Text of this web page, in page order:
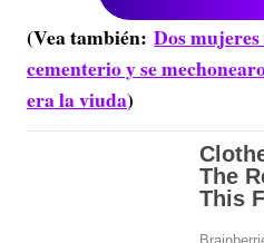
(Vea también: Dos
cementerio y se
era la viuda)